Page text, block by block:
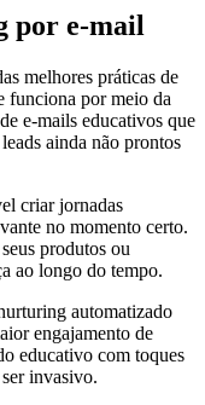
por e-mail
melhores práticas de
funciona por meio da
e-mails educativos que
ainda não prontos
criar jornadas
no momento certo.
produtos ou
ao longo do tempo.
automatizado
engajamento de
educativo com toques
invasivo.